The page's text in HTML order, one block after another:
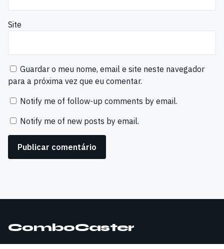
Site
Guardar o meu nome, email e site neste navegador
para a próxima vez que eu comentar.
Notify me of follow-up comments by email.
Notify me of new posts by email.
ComboCaster